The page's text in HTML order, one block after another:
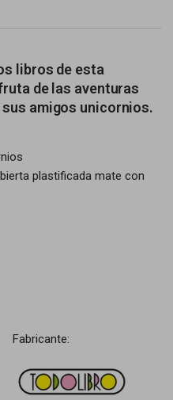
libros de esta
de las aventuras
amigos unicornios.
plastificada mate con
Fabricante: